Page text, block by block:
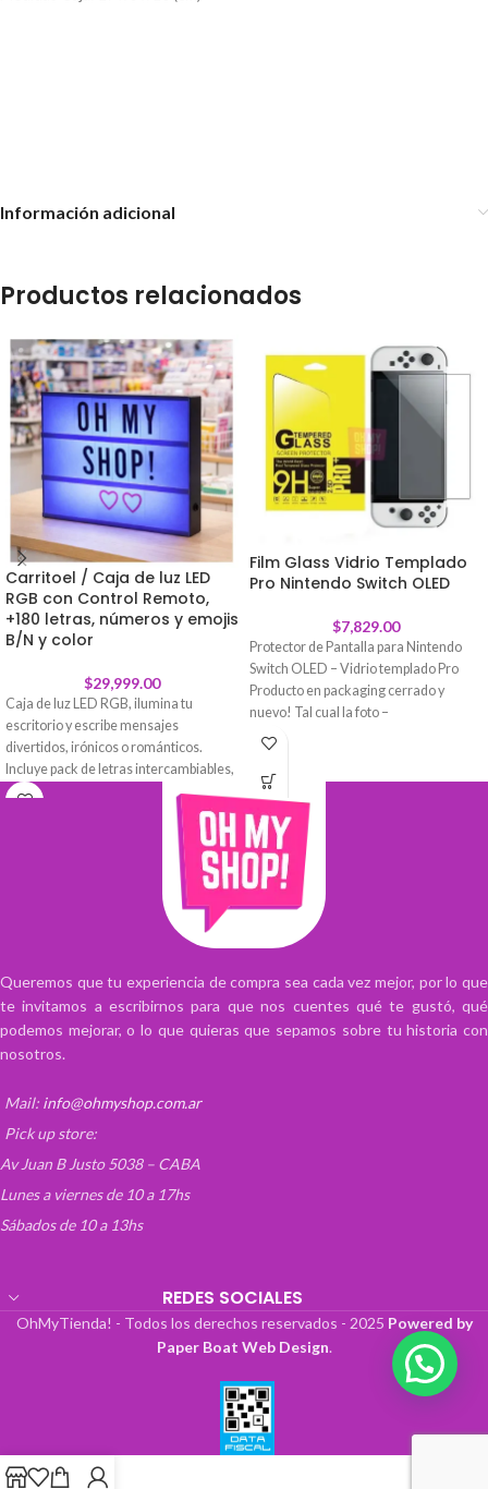
Información adicional
Productos relacionados
Carritoel / Caja de luz LED
RGB con Control Remoto,
+180 letras, números y emojis
B/N y color
$29,999.00
Caja de luz LED RGB, ilumina tu
escritorio y escribe mensajes
divertidos, irónicos o románticos.
Incluye pack de letras intercambiables,
números y símbolos, en negro y en
colores. Funciona con 6 pilas AA (no
incluidas) o con vía USB. Además, con
su control remoto podrás manejar
increíbles efectos de luces en 16
Film Glass Vidrio Templado
Pro Nintendo Switch OLED
$7,829.00
Protector de Pantalla para Nintendo
Switch OLED – Vidrio templado Pro
Producto en packaging cerrado y
nuevo! Tal cual la foto –
También tenemos para la Switch
Construcción de vidrio templado para
mayor resistencia al impacto, además
de resistir de manera efectiva los
rasguños hasta 9H (más duro que un
cuchillo)
Alta respuesta: mantiene la
experiencia táctil original y no
interfiere con la colocación de la
tableta en el centro de la consola
Alta transparencia!
Los bordes redondeados proporcionan
Queremos que tu experiencia de compra sea cada vez mejor, por lo que
te invitamos a escribirnos para que nos cuentes qué te gustó, qué
podemos mejorar, o lo que quieras que sepamos sobre tu historia con
nosotros.
Mail: info@ohmyshop.com.ar
Pick up store:
Av Juan B Justo 5038 – CABA
Lunes a viernes de 10 a 17hs
Sábados de 10 a 13hs
REDES SOCIALES
OhMyTienda! - Todos los derechos reservados - 2025 Powered by
Paper Boat Web Design.